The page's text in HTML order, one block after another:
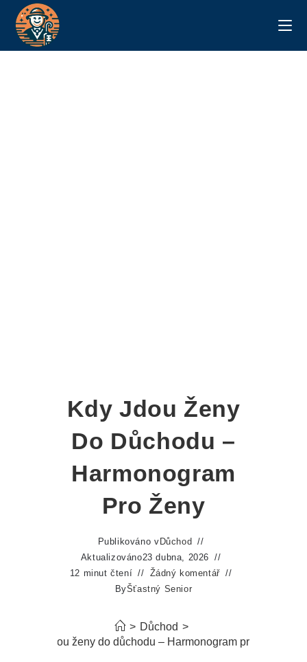
Kdy Jdou Ženy
Do Důchodu –
Harmonogram
Pro Ženy
Publikováno v Důchod
Aktualizováno23 dubna, 2026
12 minut čtení
Žádný komentář
ByŠťastný Senior
> Důchod >
Kdy jdou ženy do důchodu – Harmonogram pro ženy